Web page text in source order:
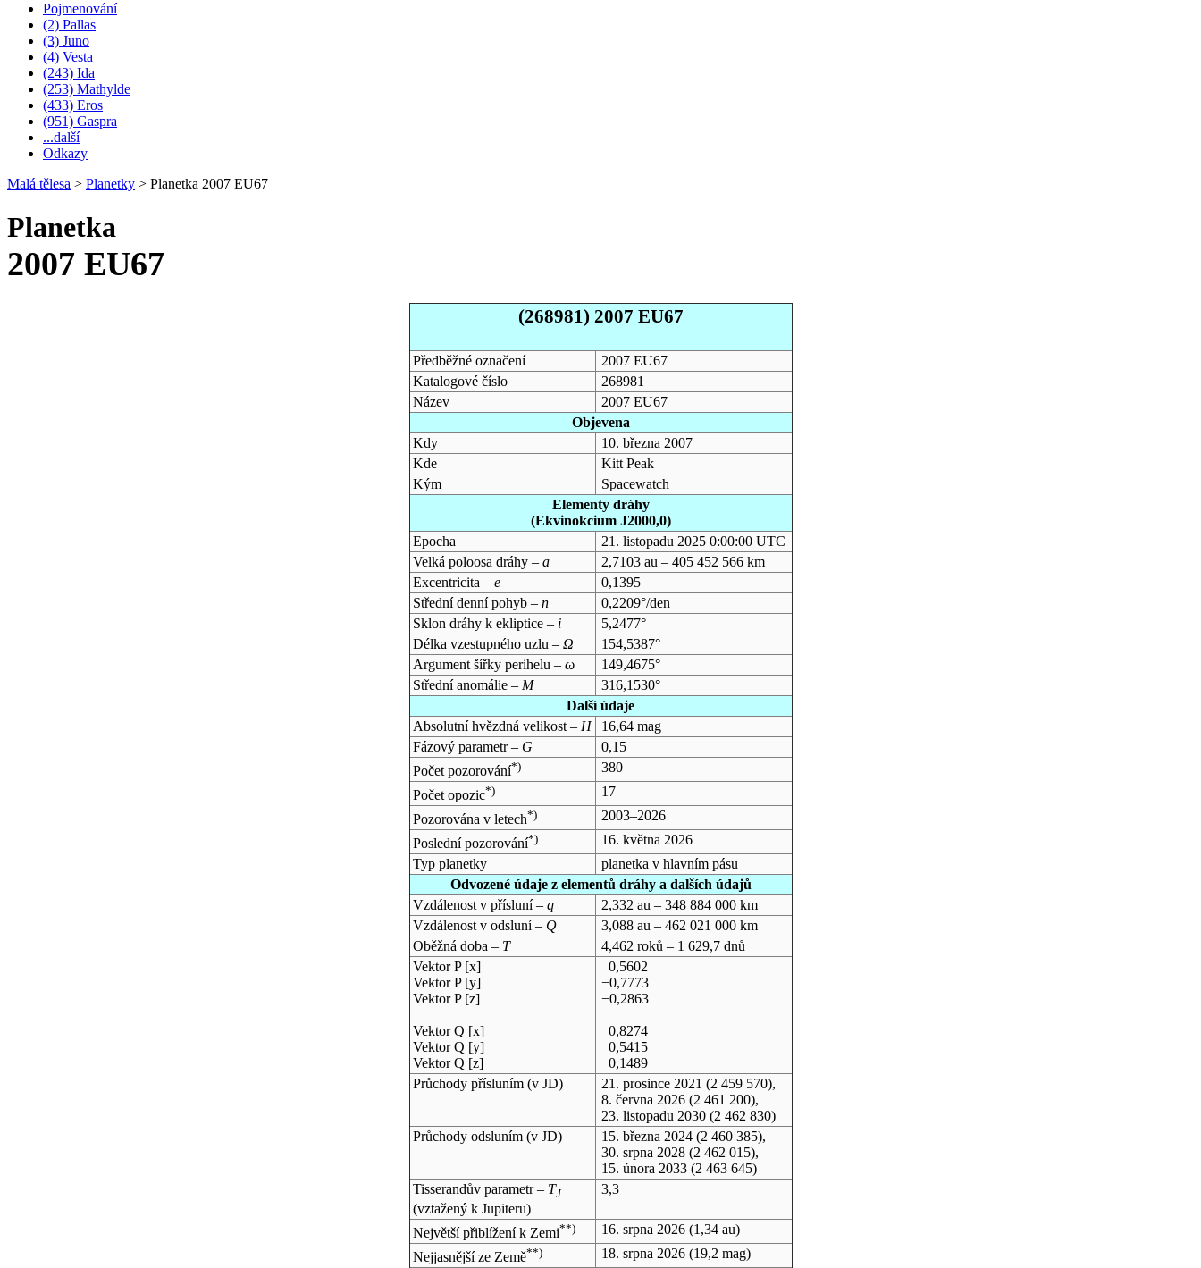
Pojmenování
(2) Pallas
(3) Juno
(4) Vesta
(243) Ida
(253) Mathylde
(433) Eros
(951) Gaspra
...další
Odkazy
Malá tělesa > Planetky > Planetka 2007 EU67
Planetka
2007 EU67
(268981) 2007 EU67
Předběžné označení
2007 EU67
Katalogové číslo
268981
Název
2007 EU67
Objevena
Kdy
10. března 2007
Kde
Kitt Peak
Kým
Spacewatch
Elementy dráhy
(Ekvinokcium J2000,0)
Epocha
21. listopadu 2025 0:00:00 UTC
Velká poloosa dráhy – a
2,7103 au – 405 452 566 km
Excentricita – e
0,1395
Střední denní pohyb – n
0,2209°/den
Sklon dráhy k ekliptice – i
5,2477°
Délka vzestupného uzlu – Ω
154,5387°
Argument šířky perihelu – ω
149,4675°
Střední anomálie – M
316,1530°
Další údaje
Absolutní hvězdná velikost – H
16,64 mag
Fázový parametr – G
0,15
Počet pozorování*)
380
Počet opozic*)
17
Pozorována v letech*)
2003–2026
Poslední pozorování*)
16. května 2026
Typ planetky
planetka v hlavním pásu
Odvozené údaje z elementů dráhy a dalších údajů
Vzdálenost v přísluní – q
2,332 au – 348 884 000 km
Vzdálenost v odsluní – Q
3,088 au – 462 021 000 km
Oběžná doba – T
4,462 roků – 1 629,7 dnů
Vektor P [x]
Vektor P [y]
Vektor P [z]
Vektor Q [x]
Vektor Q [y]
Vektor Q [z]
0,5602
−0,7773
−0,2863
0,8274
0,5415
0,1489
Průchody přísluním (v JD) 21. prosince 2021 (2 459 570),
8. června 2026(2 461 200),
23. listopadu 2030(2 462 830)
Průchody odsluním (v JD) 15. března 2024(2 460 385),
30. srpna 2028(2 462 015),
15. února 2033(2 463 645)
Tisserandův parametr – TJ
(vztažený k Jupiteru)
3,3
Největší přiblížení k Zemi**) 16. srpna 2026(1,34 au)
Nejjasnější ze Země**) 18. srpna 2026(19,2 mag)